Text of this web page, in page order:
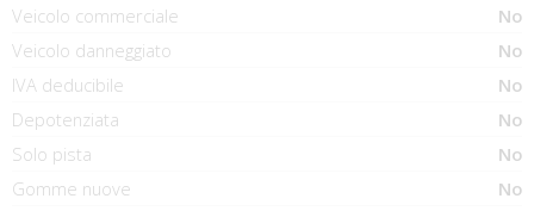
Veicolo commerciale
No
Veicolo danneggiato
No
IVA deducibile
No
Depotenziata
No
Solo pista
No
Gomme nuove
No